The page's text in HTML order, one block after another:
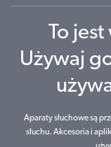
To
Używaj
Aparaty słuchowe są
słuchu. Akcesoria i